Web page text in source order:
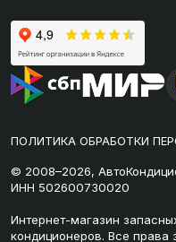
ПОЛИТИКА ОБРАБОТКИ
© 2008–2026,
ИНН 502600730020
Интернет-магазин
кондиционеров. Все права